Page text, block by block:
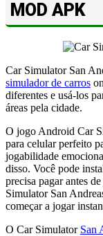
MOD APK
Car Simulator San
simulador de carros
diferentes e usá-los
áreas pela cidade.
O jogo Android Car
para celular perfeito
jogabilidade
disso. Você pode
precisa pagar antes
Simulator San
começar a jogar
O Car Simulator San